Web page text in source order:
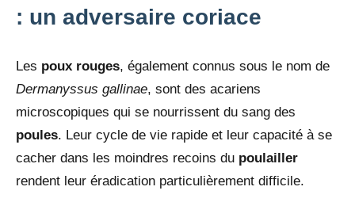
: un adversaire coriace
Les poux rouges, également connus sous le nom de
Dermanyssus gallinae, sont des acariens
microscopiques qui se nourrissent du sang des
poules. Leur cycle de vie rapide et leur capacité à se
cacher dans les moindres recoins du poulailler
rendent leur éradication particulièrement difficile.